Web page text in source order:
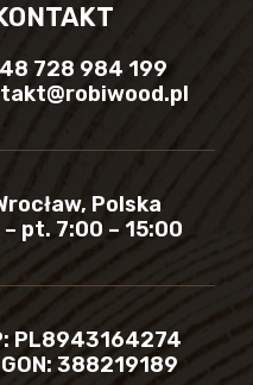
728 984 199
Polska
– pt. 7:00 – 15:00
PL8943164274
388219189